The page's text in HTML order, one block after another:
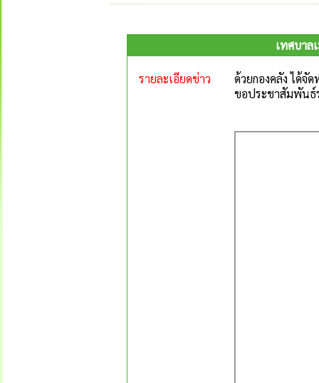
เทศบาล
รายละเอียดข่าว
ด้วยกองคลัง ได้จั
ขอประชาสัมพันธ์